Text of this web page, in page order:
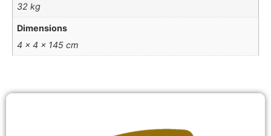
32 kg
Dimensions
4 × 4 × 145 cm